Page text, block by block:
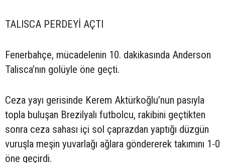
TALISCA PERDEYİ AÇTI
Fenerbahçe, mücadelenin 10. dakikasında Anderson
Talisca’nın golüyle öne geçti.
Ceza yayı gerisinde Kerem Aktürkoğlu’nun pasıyla
topla buluşan Brezilyalı futbolcu, rakibini geçtikten
sonra ceza sahası içi sol çaprazdan yaptığı düzgün
vuruşla meşin yuvarlağı ağlara göndererek takımını 1-0
öne geçirdi.